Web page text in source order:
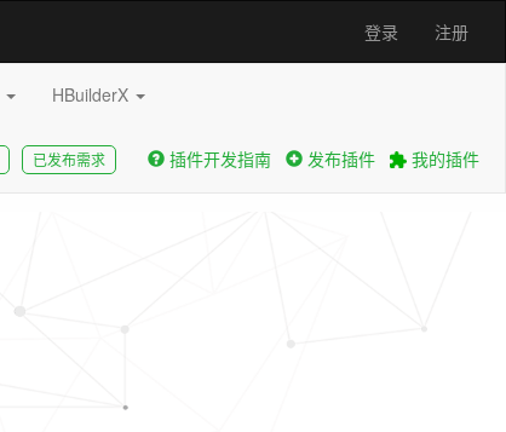
登录 注册
HBuilderX
已发布需求 插件开发指南 发布插件 我的插件